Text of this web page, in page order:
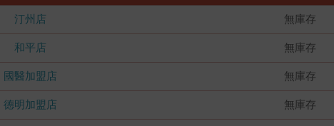
汀州店 無庫存
和平店 無庫存
國醫加盟店 無庫存
德明加盟店 無庫存